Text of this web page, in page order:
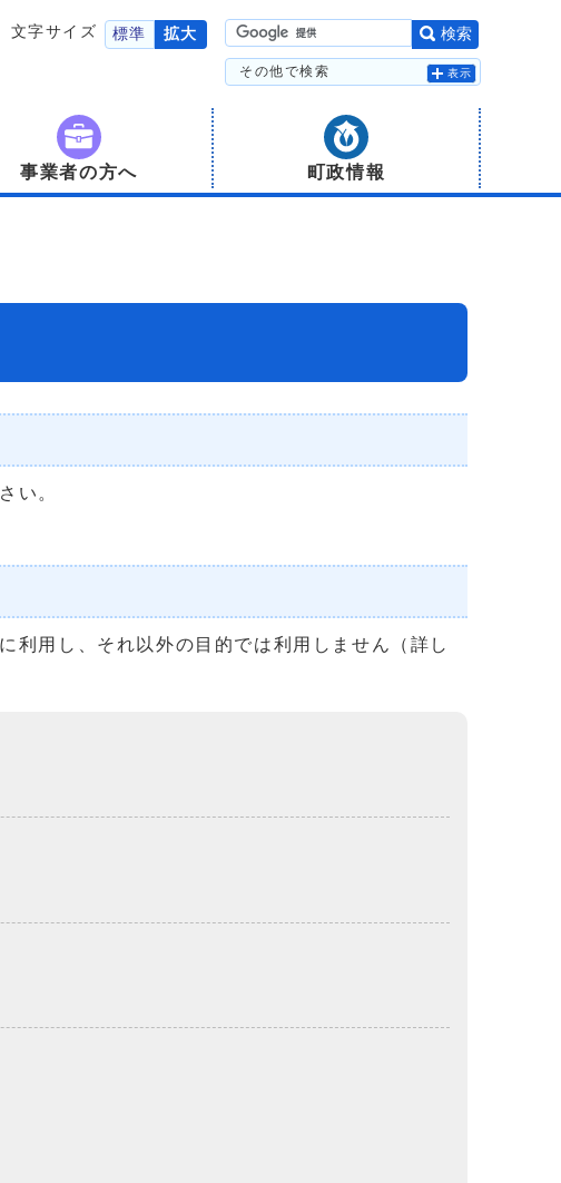
文字サイズ 標準 拡大 検索
その他で検索 表示
事業者の方へ 町政情報
い。
利用し、それ以外の目的では利用しません（詳し